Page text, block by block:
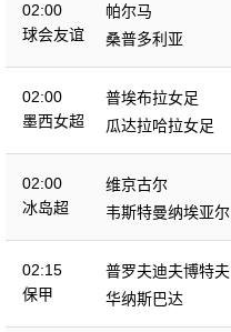
02:00
球会友谊
帕尔马
桑普多利亚
02:00
墨西女超
普埃布拉女足
瓜达拉哈拉女足
02:00
冰岛超
维京古尔
韦斯特曼纳埃亚尔
02:15
保甲
普罗夫迪夫博特夫
华纳斯巴达